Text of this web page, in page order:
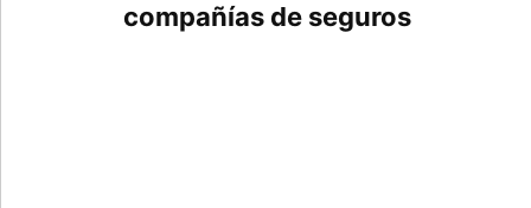
compañías de seguros